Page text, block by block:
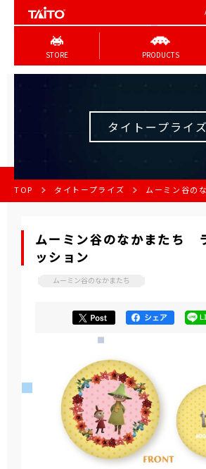
STORE PRODUCTS
タイトープライズ
TOP タイトープライズ ムーミン谷の
ムーミン谷のなかまたち
ッション
ムーミン谷のなかまたち